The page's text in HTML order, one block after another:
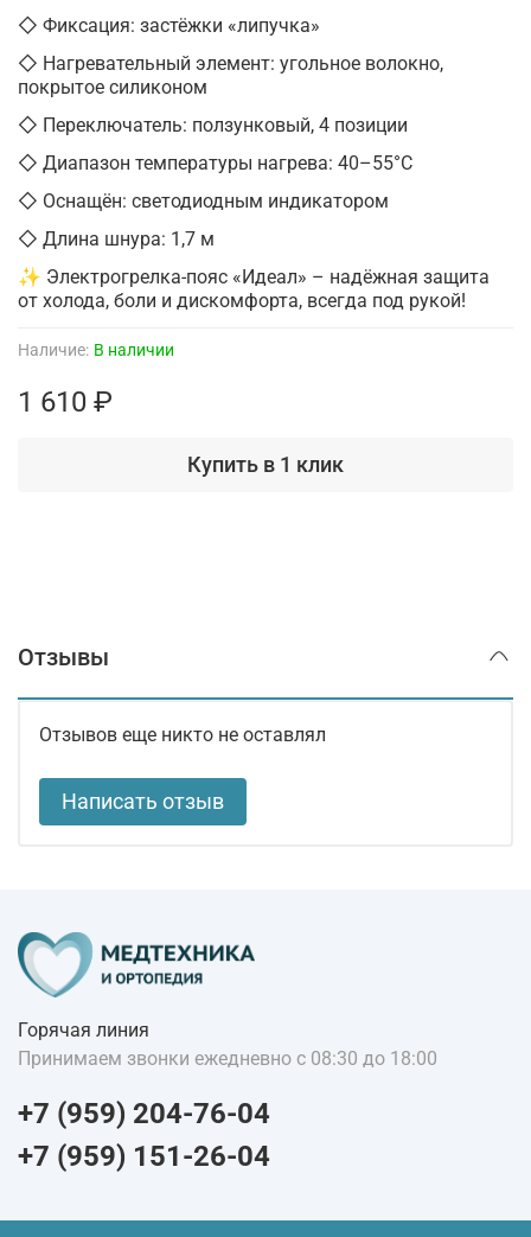
Наличие: В наличии
1 610 ₽
Купить в 1 клик
◇ Фиксация: застёжки «липучка»
◇ Нагревательный элемент: угольное волокно,
покрытое силиконом
◇ Переключатель: ползунковый, 4 позиции
◇ Диапазон температуры нагрева: 40–55°C
◇ Оснащён: светодиодным индикатором
◇ Длина шнура: 1,7 м
✨ Электрогрелка-пояс «Идеал» – надёжная защита
от холода, боли и дискомфорта, всегда под рукой!
Отзывы
Отзывов еще никто не оставлял
Написать отзыв
Горячая линия
Принимаем звонки ежедневно с 08:30 до 18:00
+7 (959) 204-76-04
+7 (959) 151-26-04